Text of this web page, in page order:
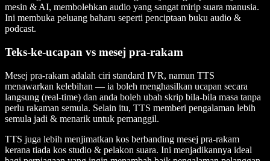
mesin & AI, membolehkan audio yang sangat mirip suara manusia.
Ini membuka peluang baharu seperti penciptaan buku audio &
podcast.
Teks-ke-ucapan vs mesej pra-rakam
Mesej pra-rakam adalah ciri standard IVR, namun TTS
menawarkan kelebihan — ia boleh menghasilkan ucapan secara
langsung (real-time) dan anda boleh ubah skrip bila-bila masa tanpa
perlu rakaman semula. Selain itu, TTS memberi pengalaman lebih
semula jadi & menarik untuk pemanggil.
TTS juga lebih menjimatkan kos berbanding mesej pra-rakam
kerana tiada kos studio & pelakon suara. Ini menjadikannya ideal